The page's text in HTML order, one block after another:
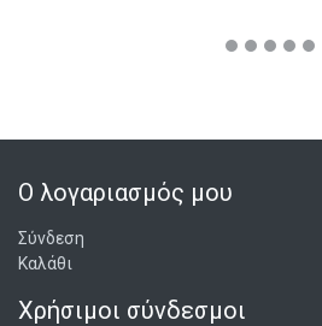
Ο λογαριασμός μου
Σύνδεση
Καλάθι
Χρήσιμοι σύνδεσμοι